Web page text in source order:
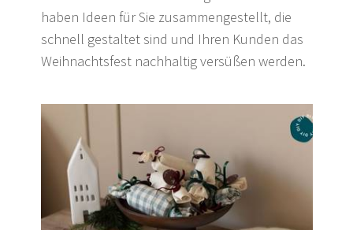
haben Ideen für Sie zusammengestellt, die
schnell gestaltet sind und Ihren Kunden das
Weihnachtsfest nachhaltig versüßen werden.